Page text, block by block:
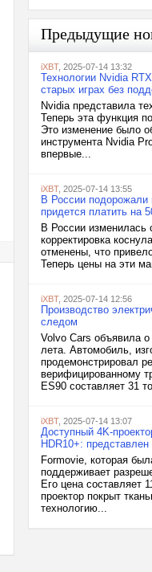
Предыдущие
iXBT, 2025-07-14 13:32
Технологии Nvidia
старых играх без
Nvidia представила
Теперь эта функция
Это изменение было
инструмента Nvidia
впервые...
iXBT, 2025-07-14 13:55
В России подорожали
придется платить на
В России изменилась
корректировка
отменены, что
Теперь цены на эти
iXBT, 2025-07-14 12:56
Производство
следом
Volvo Cars объявила о
лета. Автомобиль,
продемонстрировал
верифицированному
ES90 составляет 31
iXBT, 2025-07-14 13:07
Доступный 4K-
HDR10+:
Formovie, которая
поддерживает
Его цена составляет
проектор покрыт
технологию...